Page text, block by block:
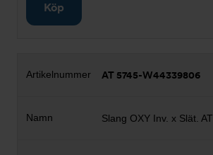
Köp
AT 5745-W44339806
Slang OXY Inv. x Slät. AT